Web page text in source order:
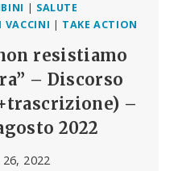
| SALUTE
VACCINI | TAKE ACTION
resistiamo
– Discorso
–
2022
2022